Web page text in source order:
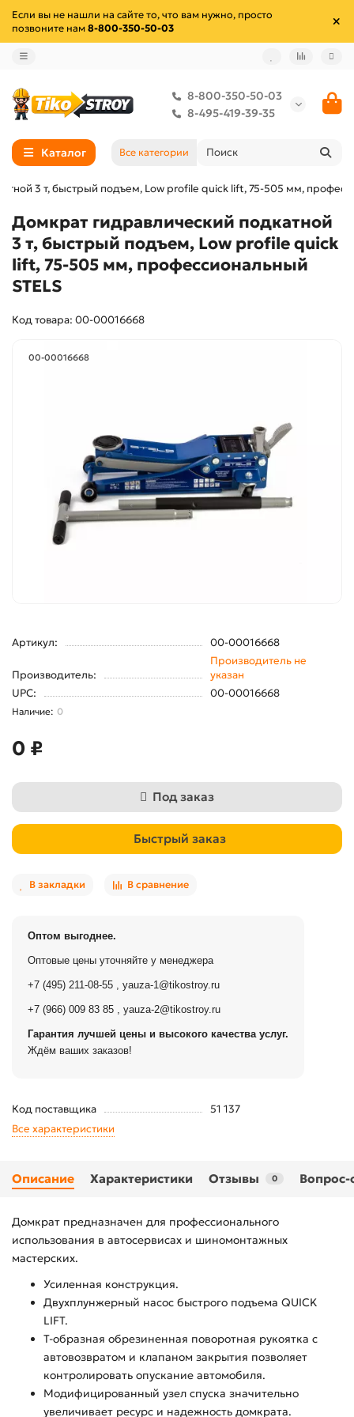
Если вы не нашли на сайте то, что вам нужно, просто
позвоните нам 8-800-350-50-03
8-800-350-50-03
8-495-419-39-35
Каталог Все категории
3 т, быстрый подъем, Low profile quick lift, 75-505 мм,
Домкрат гидравлический подкатной
3 т, быстрый подъем, Low profile quick
lift, 75-505 мм, профессиональный
STELS
Код товара: 00-00016668
00-00016668
Артикул: 00-00016668
Производитель:
Производитель не
указан
UPC:
00-00016668
0
0 ₽
Под заказ
Быстрый заказ
В закладки В сравнение
Оптом выгоднее.
Оптовые цены уточняйте у менеджера
+7 (495) 211-08-55 yauza-1@tikostroy.ru
+7 (966) 009 83 85 yauza-2@tikostroy.ru
Гарантия лучшей цены и высокого качества услуг.
Ждём ваших заказов!
Код поставщика
51 137
Все характеристики
Описание Характеристики Отзывы 0 Вопрос-
Домкрат предназначен для профессионального
использования в автосервисах и шиномонтажных
мастерских.
Усиленная конструкция.
Двухплунжерный насос быстрого подъема QUICK
LIFT.
Т-образная обрезиненная поворотная рукоятка с
автовозвратом и клапаном закрытия позволяет
контролировать опускание автомобиля.
Модифицированный узел спуска значительно
увеличивает ресурс и надежность домкрата.